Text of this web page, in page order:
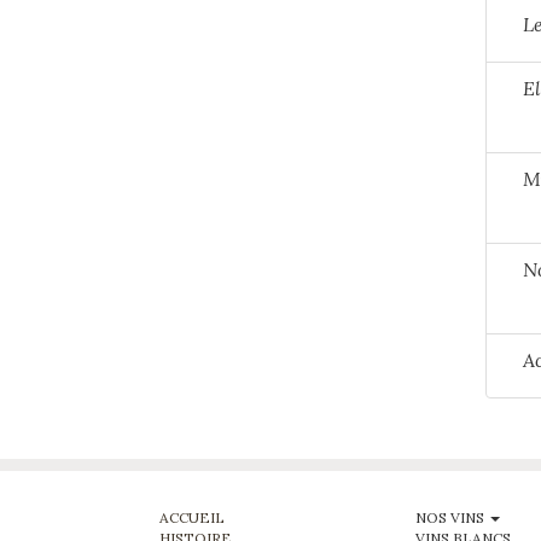
ACCUEIL
NOS VINS